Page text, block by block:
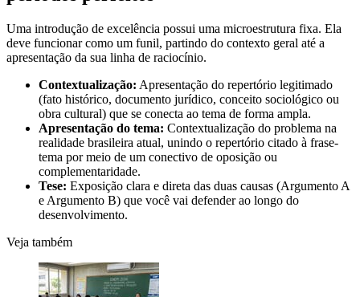
Uma introdução de excelência possui uma microestrutura fixa. Ela
deve funcionar como um funil, partindo do contexto geral até a
apresentação da sua linha de raciocínio.
Contextualização: Apresentação do repertório legitimado
(fato histórico, documento jurídico, conceito sociológico ou
obra cultural) que se conecta ao tema de forma ampla.
Apresentação do tema: Contextualização do problema na
realidade brasileira atual, unindo o repertório citado à frase-
tema por meio de um conectivo de oposição ou
complementaridade.
Tese: Exposição clara e direta das duas causas (Argumento A
e Argumento B) que você vai defender ao longo do
desenvolvimento.
Veja também